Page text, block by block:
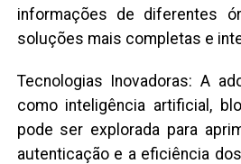
informações de diferentes
soluções mais completas e
Tecnologias Inovadoras: A
como inteligência artificial,
pode ser explorada para
autenticação e a eficiência